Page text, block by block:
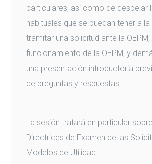
particulares, así como de despejar
habituales que se puedan tener a
tramitar una solicitud ante la
funcionamiento de la OEPM, y
una presentación introductoria
de preguntas y respuestas.
La sesión tratará en particular
Directrices de Examen de las
Modelos de Utilidad